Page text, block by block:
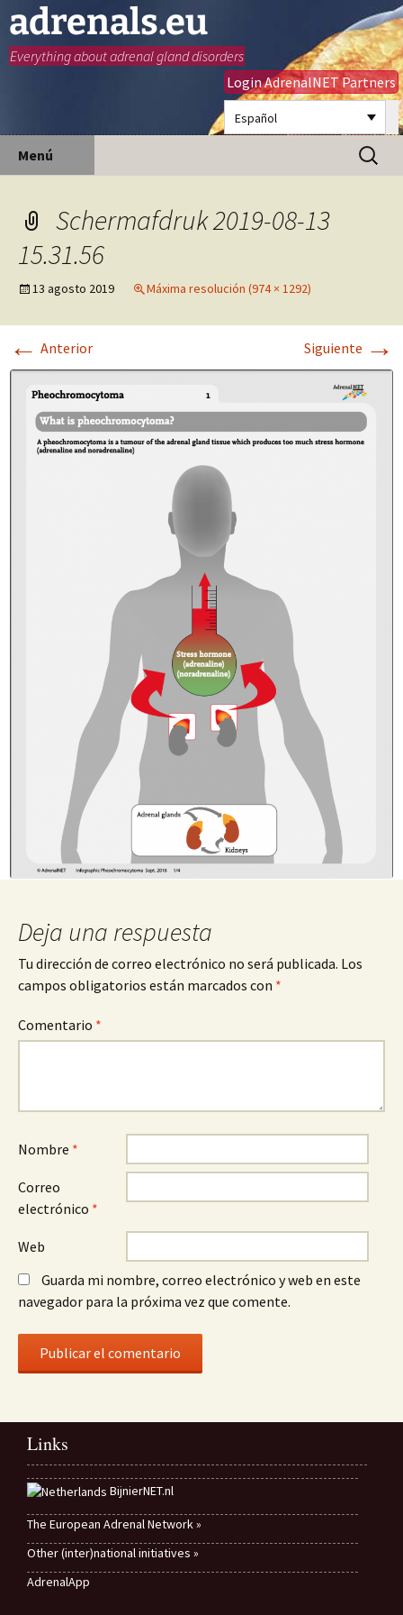
adrenals.eu
Everything about adrenal gland disorders
Login AdrenalNET Partners
Español
Menú Buscar:
Schermafdruk 2019-08-13
15.31.56
13 agosto 2019 Máxima resolución (974 × 1292)
← Anterior Siguiente →
Deja una respuesta
Tu dirección de correo electrónico no será publicada. Los
campos obligatorios están marcados con *
Comentario *
Nombre *
Correo
electrónico *
Web
Guarda mi nombre, correo electrónico y web en este
navegador para la próxima vez que comente.
Links
BijnierNET.nl
The European Adrenal Network »
Other (inter)national initiatives »
AdrenalApp